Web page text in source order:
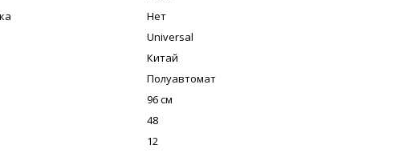
Нет
Universal
Китай
Полуавтомат
96 см
48
12